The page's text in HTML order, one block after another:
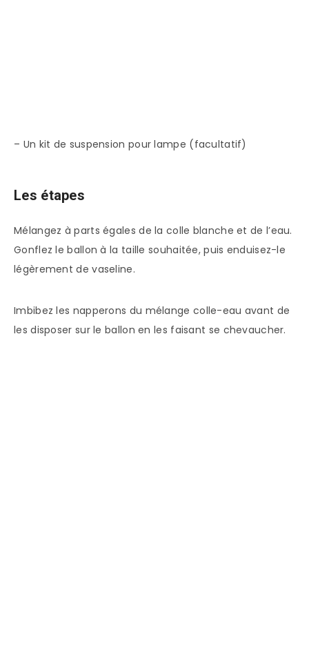
– Un kit de suspension pour lampe (facultatif)
Les étapes
Mélangez à parts égales de la colle blanche et de l’eau.
Gonflez le ballon à la taille souhaitée, puis enduisez-le
légèrement de vaseline.
Imbibez les napperons du mélange colle-eau avant de
les disposer sur le ballon en les faisant se chevaucher.